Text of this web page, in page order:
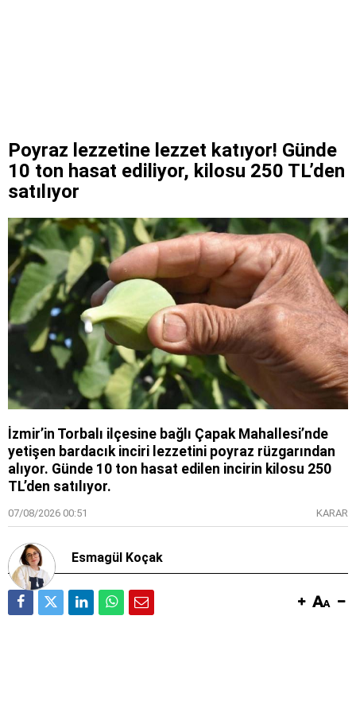
Poyraz lezzetine lezzet katıyor! Günde
10 ton hasat ediliyor, kilosu 250 TL’den
satılıyor
İzmir’in Torbalı ilçesine bağlı Çapak Mahallesi’nde
yetişen bardacık inciri lezzetini poyraz rüzgarından
alıyor. Günde 10 ton hasat edilen incirin kilosu 250
TL’den satılıyor.
07/08/2026 00:51 KARAR
Esmagül Koçak